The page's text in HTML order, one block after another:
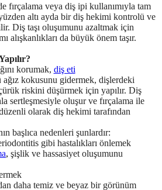
fırçalama veya diş ipi kullanımıyla tam
altı ayda bir diş hekimi kontrolü ve
Diş taşı oluşumunu azaltmak için
alışkanlıkları da büyük önem taşır.
korumak, diş eti
kokusunu gidermek, dişlerdeki
riskini düşürmek için yapılır. Diş
sertleşmesiyle oluşur ve fırçalama ile
olarak diş hekimi tarafından
başlıca nedenleri şunlardır:
gibi hastalıkları önlemek
, şişlik ve hassasiyet oluşumunu
daha temiz ve beyaz bir görünüm